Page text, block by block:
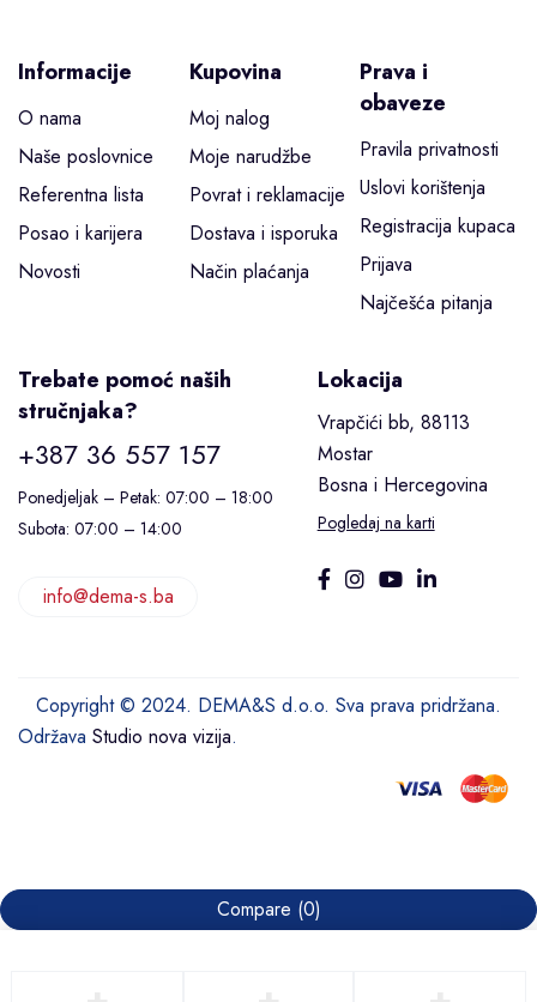
Informacije
O nama
Naše poslovnice
Referentna lista
Posao i karijera
Novosti
Kupovina
Moj nalog
Moje narudžbe
Povrat i reklamacije
Dostava i isporuka
Način plaćanja
Prava i
obaveze
Pravila privatnosti
Uslovi korištenja
Registracija kupaca
Prijava
Najčešća pitanja
Trebate pomoć naših
stručnjaka?
+387 36 557 157
Ponedjeljak – Petak: 07:00 – 18:00
Subota: 07:00 – 14:00
info@dema-s.ba
Lokacija
Vrapčići bb, 88113
Mostar
Bosna i Hercegovina
Pogledaj na karti
Copyright © 2024. DEMA&S d.o.o. Sva prava pridržana.
Održava Studio nova vizija.
Compare (0)